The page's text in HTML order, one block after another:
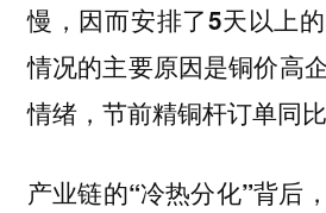
慢，因而安排了5天以上的
情况的主要原因是铜价高
情绪，节前精铜杆订单同比
产业链的“冷热分化”背后